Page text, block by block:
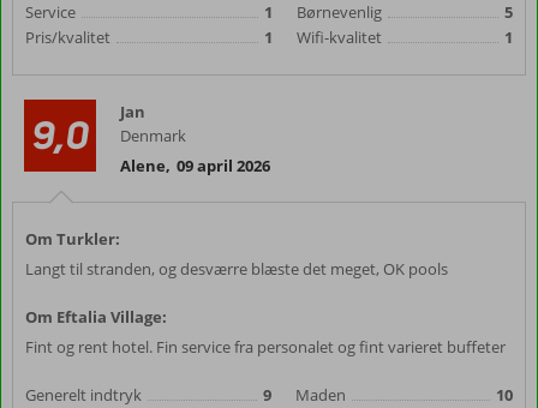
Service
1
Pris/kvalitet
1
Børnevenlig
5
Wifi-kvalitet
1
9,0
Jan
Denmark
Alene, 09 april 2026
Om Turkler:
Langt til stranden, og desværre blæste det meget, OK pools
Om Eftalia Village:
Fint og rent hotel. Fin service fra personalet og fint varieret buffeter
Generelt indtryk
9
Maden
10